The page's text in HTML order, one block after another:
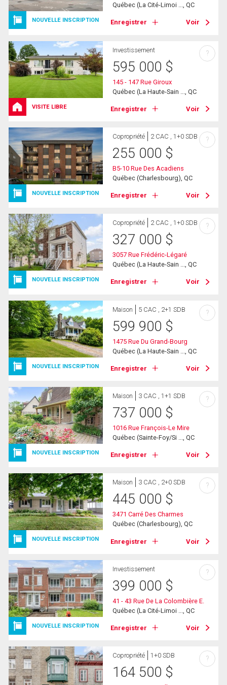
NOUVELLE INSCRIPTION
Québec (La Cité-Limoi ..., QC
Enregistrer Voir
VISITE LIBRE
Investissement
595 000 $
145 - 147 Rue Giroux
Québec (La Haute-Sain ..., QC
Enregistrer Voir
?
NOUVELLE INSCRIPTION
Copropriété 2 CAC , 1+0 SDB
255 000 $
B5-10 Rue Des Acadiens
Québec (Charlesbourg), QC
Enregistrer Voir
?
NOUVELLE INSCRIPTION
Copropriété 2 CAC , 1+0 SDB
327 000 $
3057 Rue Frédéric-Légaré
Québec (La Haute-Sain ..., QC
Enregistrer Voir
?
NOUVELLE INSCRIPTION
Maison 5 CAC , 2+1 SDB
599 900 $
1475 Rue Du Grand-Bourg
Québec (La Haute-Sain ..., QC
Enregistrer Voir
?
NOUVELLE INSCRIPTION
Maison 3 CAC , 1+1 SDB
737 000 $
1016 Rue François-Le Mire
Québec (Sainte-Foy/Si ..., QC
Enregistrer Voir
?
NOUVELLE INSCRIPTION
Maison 3 CAC , 2+0 SDB
445 000 $
3471 Carré Des Charmes
Québec (Charlesbourg), QC
Enregistrer Voir
?
NOUVELLE INSCRIPTION
Investissement
399 000 $
41 - 43 Rue De La Colombière E.
Québec (La Cité-Limoi ..., QC
Enregistrer Voir
?
Copropriété 1+0 SDB
164 500 $
?